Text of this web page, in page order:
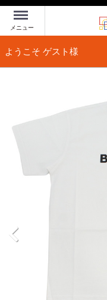
Menu
メニュー
ようこそ ゲスト様